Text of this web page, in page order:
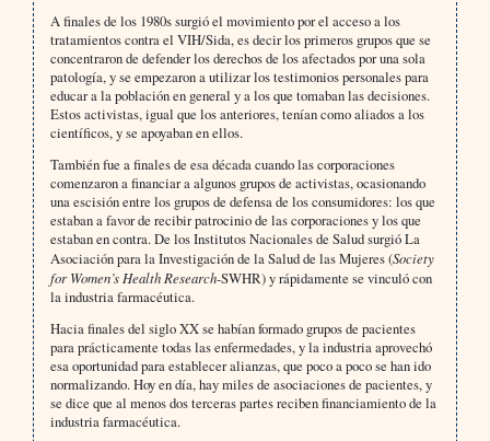
A finales de los 1980s surgió el movimiento por el acceso a los
tratamientos contra el VIH/Sida, es decir los primeros grupos que se
concentraron de defender los derechos de los afectados por una sola
patología, y se empezaron a utilizar los testimonios personales para
educar a la población en general y a los que tomaban las decisiones.
Estos activistas, igual que los anteriores, tenían como aliados a los
científicos, y se apoyaban en ellos.
También fue a finales de esa década cuando las corporaciones
comenzaron a financiar a algunos grupos de activistas, ocasionando
una escisión entre los grupos de defensa de los consumidores: los que
estaban a favor de recibir patrocinio de las corporaciones y los que
estaban en contra. De los Institutos Nacionales de Salud surgió La
Asociación para la Investigación de la Salud de las Mujeres (Society
for Women’s Health Research-SWHR) y rápidamente se vinculó con
la industria farmacéutica.
Hacia finales del siglo XX se habían formado grupos de pacientes
para prácticamente todas las enfermedades, y la industria aprovechó
esa oportunidad para establecer alianzas, que poco a poco se han ido
normalizando. Hoy en día, hay miles de asociaciones de pacientes, y
se dice que al menos dos terceras partes reciben financiamiento de la
industria farmacéutica.